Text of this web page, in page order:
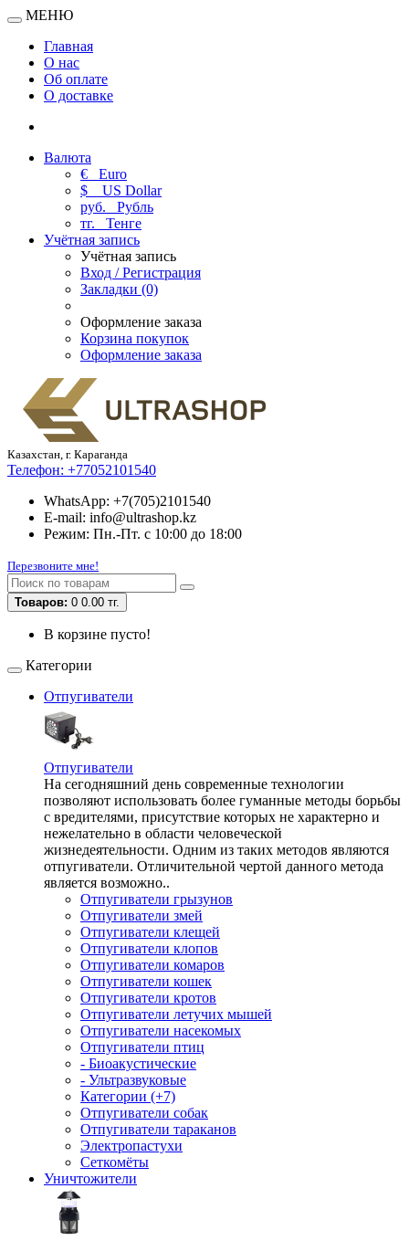
МЕНЮ
Главная
О нас
Об оплате
О доставке
Валюта
€ Euro
$
US Dollar
руб. Рубль
тг. Тенге
Учётная запись
Учётная запись
Вход / Регистрация
Закладки (0)
Оформление заказа
Корзина покупок
Оформление заказа
Казахстан, г. Караганда
Телефон: +77052101540
WhatsApp: +7(705)2101540
E-mail: info@ultrashop.kz
Режим: Пн.-Пт. с 10:00 до 18:00
Перезвоните мне!
Товаров: 0 0.00 тг.
В корзине пусто!
Категории
Отпугиватели
Отпугиватели
На сегодняшний день современные технологии
позволяют использовать более гуманные методы борьбы
с вредителями, присутствие которых не характерно и
нежелательно в области человеческой
жизнедеятельности. Одним из таких методов являются
отпугиватели. Отличительной чертой данного метода
является возможно..
Отпугиватели грызунов
Отпугиватели змей
Отпугиватели клещей
Отпугиватели клопов
Отпугиватели комаров
Отпугиватели кошек
Отпугиватели кротов
Отпугиватели летучих мышей
Отпугиватели насекомых
Отпугиватели птиц
- Биоакустические
- Ультразвуковые
Категории (+7)
Отпугиватели собак
Отпугиватели тараканов
Электропастухи
Сеткомёты
Уничтожители